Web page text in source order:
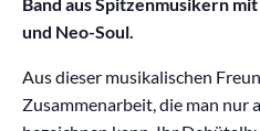
und Neo-Soul.
Aus dieser musikalischen
Zusammenarbeit, die man nur